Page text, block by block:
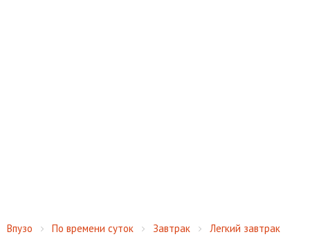
Впузо По времени суток Завтрак Легкий завтрак